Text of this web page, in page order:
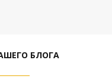
БЛОГА